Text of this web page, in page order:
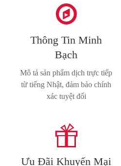

Thông Tin Minh
Bạch
Mô tả sản phẩm dịch trực tiếp
từ tiếng Nhật, đảm bảo chính
xác tuyệt đối

Ưu Đãi Khuyến Mại